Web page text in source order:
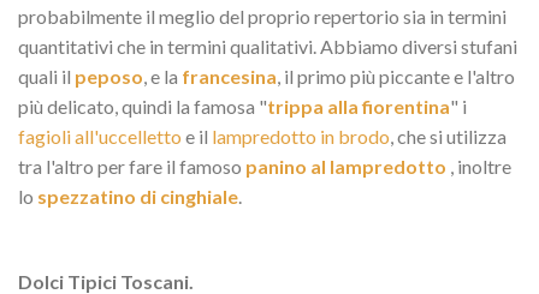
probabilmente il meglio del proprio repertorio sia in termini
quantitativi che in termini qualitativi. Abbiamo diversi stufani
quali il peposo, e la francesina, il primo più piccante e l'altro
più delicato, quindi la famosa "trippa alla fiorentina" i
fagioli all'uccelletto e il lampredotto in brodo, che si utilizza
tra l'altro per fare il famoso panino al lampredotto , inoltre
lo spezzatino di cinghiale.
Dolci Tipici Toscani.